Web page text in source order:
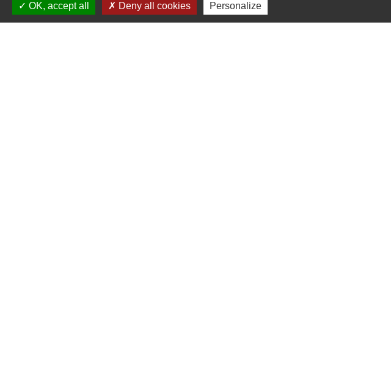
OK, accept all Deny all cookies Personalize